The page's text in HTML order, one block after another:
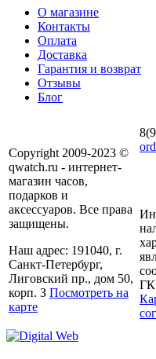
О магазине
Контакты
Оплата
Доставка
Гарантия и возврат
Отзывы
Блог
Copyright 2009-2023 ©
qwatch.ru - интернет-
магазин часов,
подарков и
аксессуаров. Все права
защищены.
Наш адрес: 191040, г.
Санкт-Петербург,
Лиговский пр., дом 50,
корп. З Посмотреть на
карте